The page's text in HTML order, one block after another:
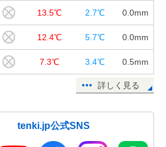
13.5℃ 2.7℃ 0.0mm
12.4℃ 5.7℃ 0.0mm
7.3℃ 3.4℃ 0.5mm
詳しく見る
tenki.jp公式SNS